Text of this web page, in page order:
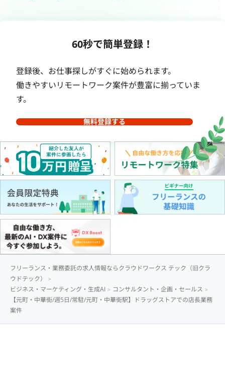
60秒で簡単登録！
登録後、お仕事探しがすぐに始められます。
働きやすいリモートワーク案件が豊富に揃っていま
す。
無料登録する
フリーランス・業務委託の求人情報ならクラウドワークス テック（旧クラ
ウドテック）
ビジネス・マーケティング・生成AI
コンサルタント・企画・セールス
【元町・中華街/週5日/常駐/元町・中華街駅】ドラッグストアでの店長業務
案件